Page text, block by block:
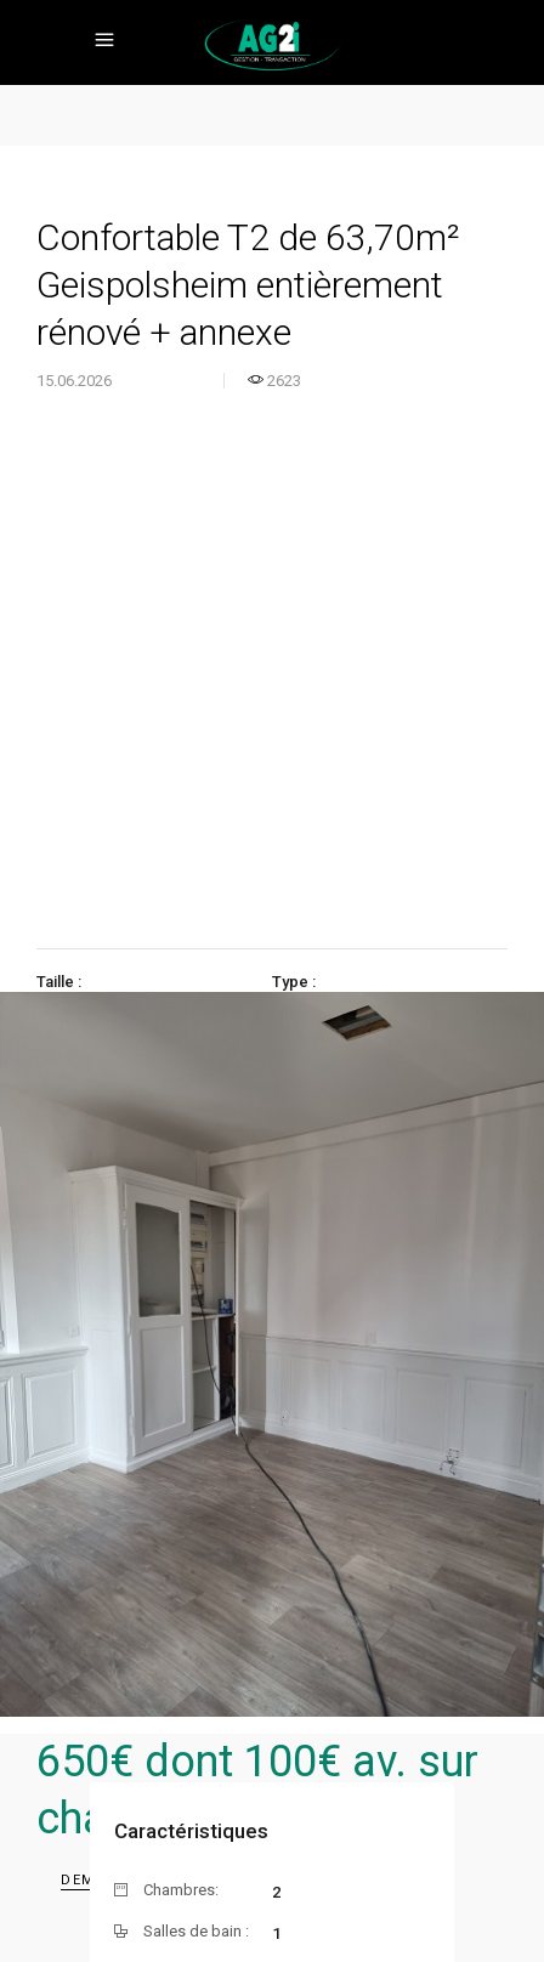
Confortable T2 de 63,70m²
Geispolsheim entièrement
rénové + annexe
15.06.2026 2623
Taille :
Type :
650€ dont 100€ av. sur
charges
DEMANDER UNE VISITE
Caractéristiques
Chambres: 2
Salles de bain : 1